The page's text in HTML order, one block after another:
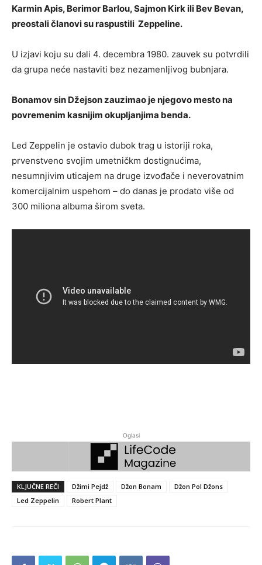
Karmin Apis, Berimor Barlou, Sajmon Kirk ili Bev Bevan,
preostali članovi su raspustili Zeppeline.
U izjavi koju su dali 4. decembra 1980. zauvek su potvrdili
da grupa neće nastaviti bez nezamenljivog bubnjara.
Bonamov sin Džejson zauzimao je njegovo mesto na
povremenim kasnijim okupljanjima benda.
Led Zeppelin je ostavio dubok trag u istoriji roka,
prvenstveno svojim umetničkm dostignućima,
nesumnjivim uticajem na druge izvođače i neverovatnim
komercijalnim uspehom – do danas je prodato više od
300 miliona albuma širom sveta.
Oglasi
KLJUČNE REČI Džimi Pejdž Džon Bonam
Džon Pol Džons
Led Zeppelin
Robert Plant